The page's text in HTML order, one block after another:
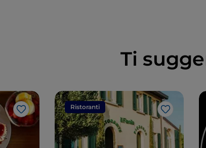
Ti
Like
Ristoranti
Like